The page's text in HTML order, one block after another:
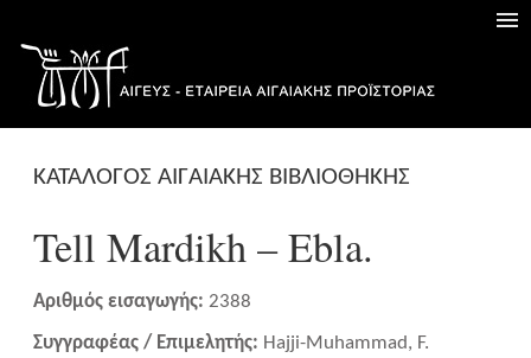
ΚΑΤΑΛΟΓΟΣ ΑΙΓΑΙΑΚΗΣ ΒΙΒΛΙΟΘΗΚΗΣ
Tell Mardikh – Ebla.
Αριθμός εισαγωγής: 2388
Συγγραφέας / Επιμελητής: Hajji-Muhammad, F.